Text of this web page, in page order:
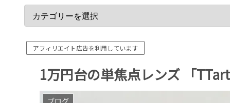
アフィリエイト広告を利用しています
1万円台の単焦点レンズ 「